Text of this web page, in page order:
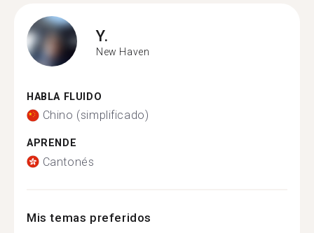
Y.
New Haven
HABLA FLUIDO
Chino (simplificado)
APRENDE
Cantonés
Mis temas preferidos